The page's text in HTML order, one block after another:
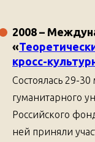
2008 –
«
кросс-
Состоялась 29-
гуманитарного
Российского
ней приняли